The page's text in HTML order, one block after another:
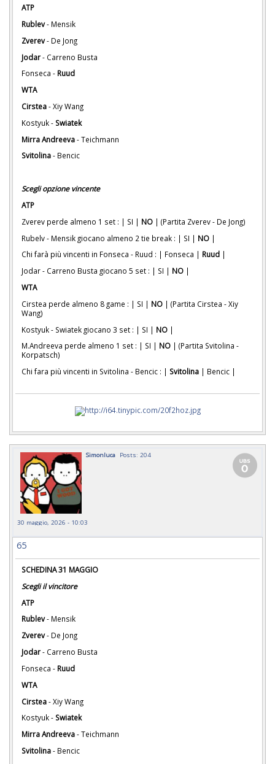
ATP
Rublev- Mensik
Zverev- De Jong
Jodar- Carreno Busta
Fonseca - Ruud
WTA
Cirstea- Xiy Wang
Kostyuk - Swiatek
Mirra Andreeva- Teichmann
Svitolina- Bencic
Scegli opzione vincente
ATP
Zverev perde almeno 1 set : | SI | NO | (Partita Zverev - De Jong)
Rubelv - Mensik giocano almeno 2 tie break : | SI | NO |
Chi farà più vincenti in Fonseca - Ruud : | Fonseca | Ruud |
Jodar - Carreno Busta giocano 5 set : | SI | NO |
WTA
Cirstea perde almeno 8 game : | SI | NO | (Partita Cirstea - Xiy
Wang)
Kostyuk - Swiatek giocano 3 set : | SI | NO |
M.Andreeva perde almeno 1 set : | SI | NO | (Partita Svitolina -
Korpatsch)
Chi fara più vincenti in Svitolina - Bencic : | Svitolina | Bencic |
Simonluca Posts: 204
30 maggio, 2026 - 10:03
65
SCHEDINA 31 MAGGIO
Scegli il vincitore
ATP
Rublev- Mensik
Zverev- De Jong
Jodar- Carreno Busta
Fonseca - Ruud
WTA
Cirstea- Xiy Wang
Kostyuk - Swiatek
Mirra Andreeva- Teichmann
Svitolina- Bencic